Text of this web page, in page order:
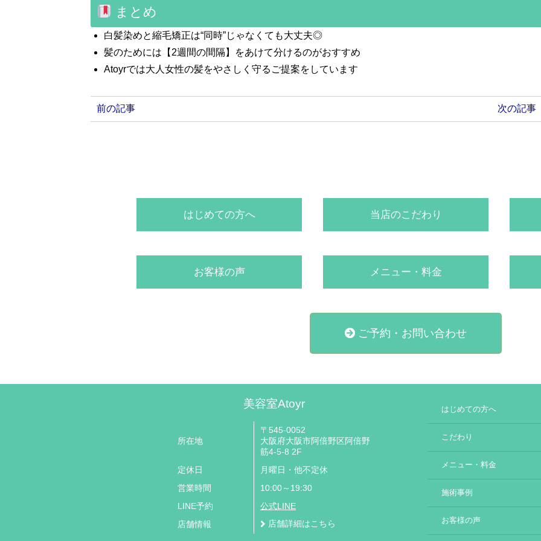
まとめ
白髪染めと縮毛矯正は“同時”じゃなくても大丈夫◎
髪のためには【2週間の間隔】をあけて分けるのがおすすめ
Atoyrでは大人女性の髪をやさしく守るご提案をしています
前の記事 次の記事
はじめての方へ 当店のこだわり
お客様の声 メニュー・料金
ご予約・お問い合わせ
美容室Atoyr
所在地
〒545-0052
大阪府大阪市阿倍野区阿倍野
筋4-5-8 2F
定休日
月曜日・他不定休
営業時間
10:00～19:30
LINE予約
公式LINE
店舗情報
店舗詳細はこちら
はじめての方へ
こだわり
メニュー・料金
施術事例
お客様の声